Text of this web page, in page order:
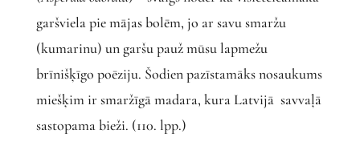
garšviela pie mājas bolēm, jo ar savu smaržu
(kumarinu) un garšu pauž mūsu lapmežu
brīnišķīgo poēziju. Šodien pazīstamāks nosaukums
miešķim ir smaržīgā madara, kura Latvijā savvaļā
sastopama bieži. (110. lpp.)